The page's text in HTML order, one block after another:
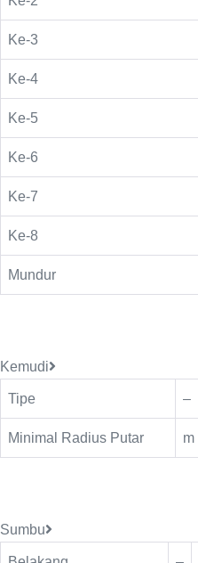
Ke-3
Ke-4
Ke-5
Ke-6
Ke-7
Ke-8
Mundur
Kemudi
Tipe –
Minimal Radius Putar m
Sumbu